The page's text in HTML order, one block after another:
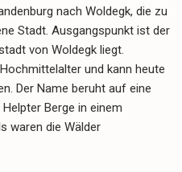
nach Woldegk, die zu
Stadt. Ausgangspunkt ist der
von Woldegk liegt.
und kann heute
Der Name beruht auf eine
Berge in einem
waren die Wälder